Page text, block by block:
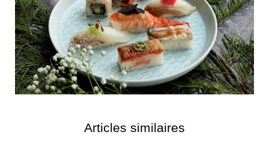
Articles similaires